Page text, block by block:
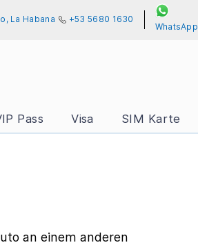
La Habana +53 5680 1630
WhatsApp
Pass Visa SIM Karte
an einem anderen